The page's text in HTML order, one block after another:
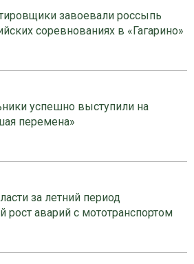
завоевали россыпь
соревнованиях в «Гагарино»
успешно выступили на
перемена»
за летний период
рост аварий с мототранспортом